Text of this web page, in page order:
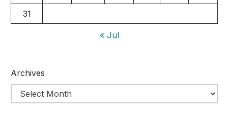
31
« Jul
Archives